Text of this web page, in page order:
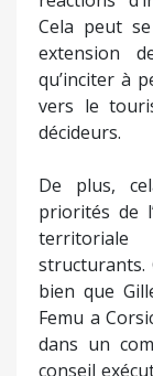
Cela peut
extension
qu’inciter à
vers le
décideurs.
De plus,
priorités de
territoriale
structurants.
bien que
Femu a
dans un
conseil